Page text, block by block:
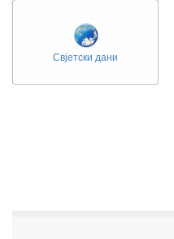
Свјетски дани